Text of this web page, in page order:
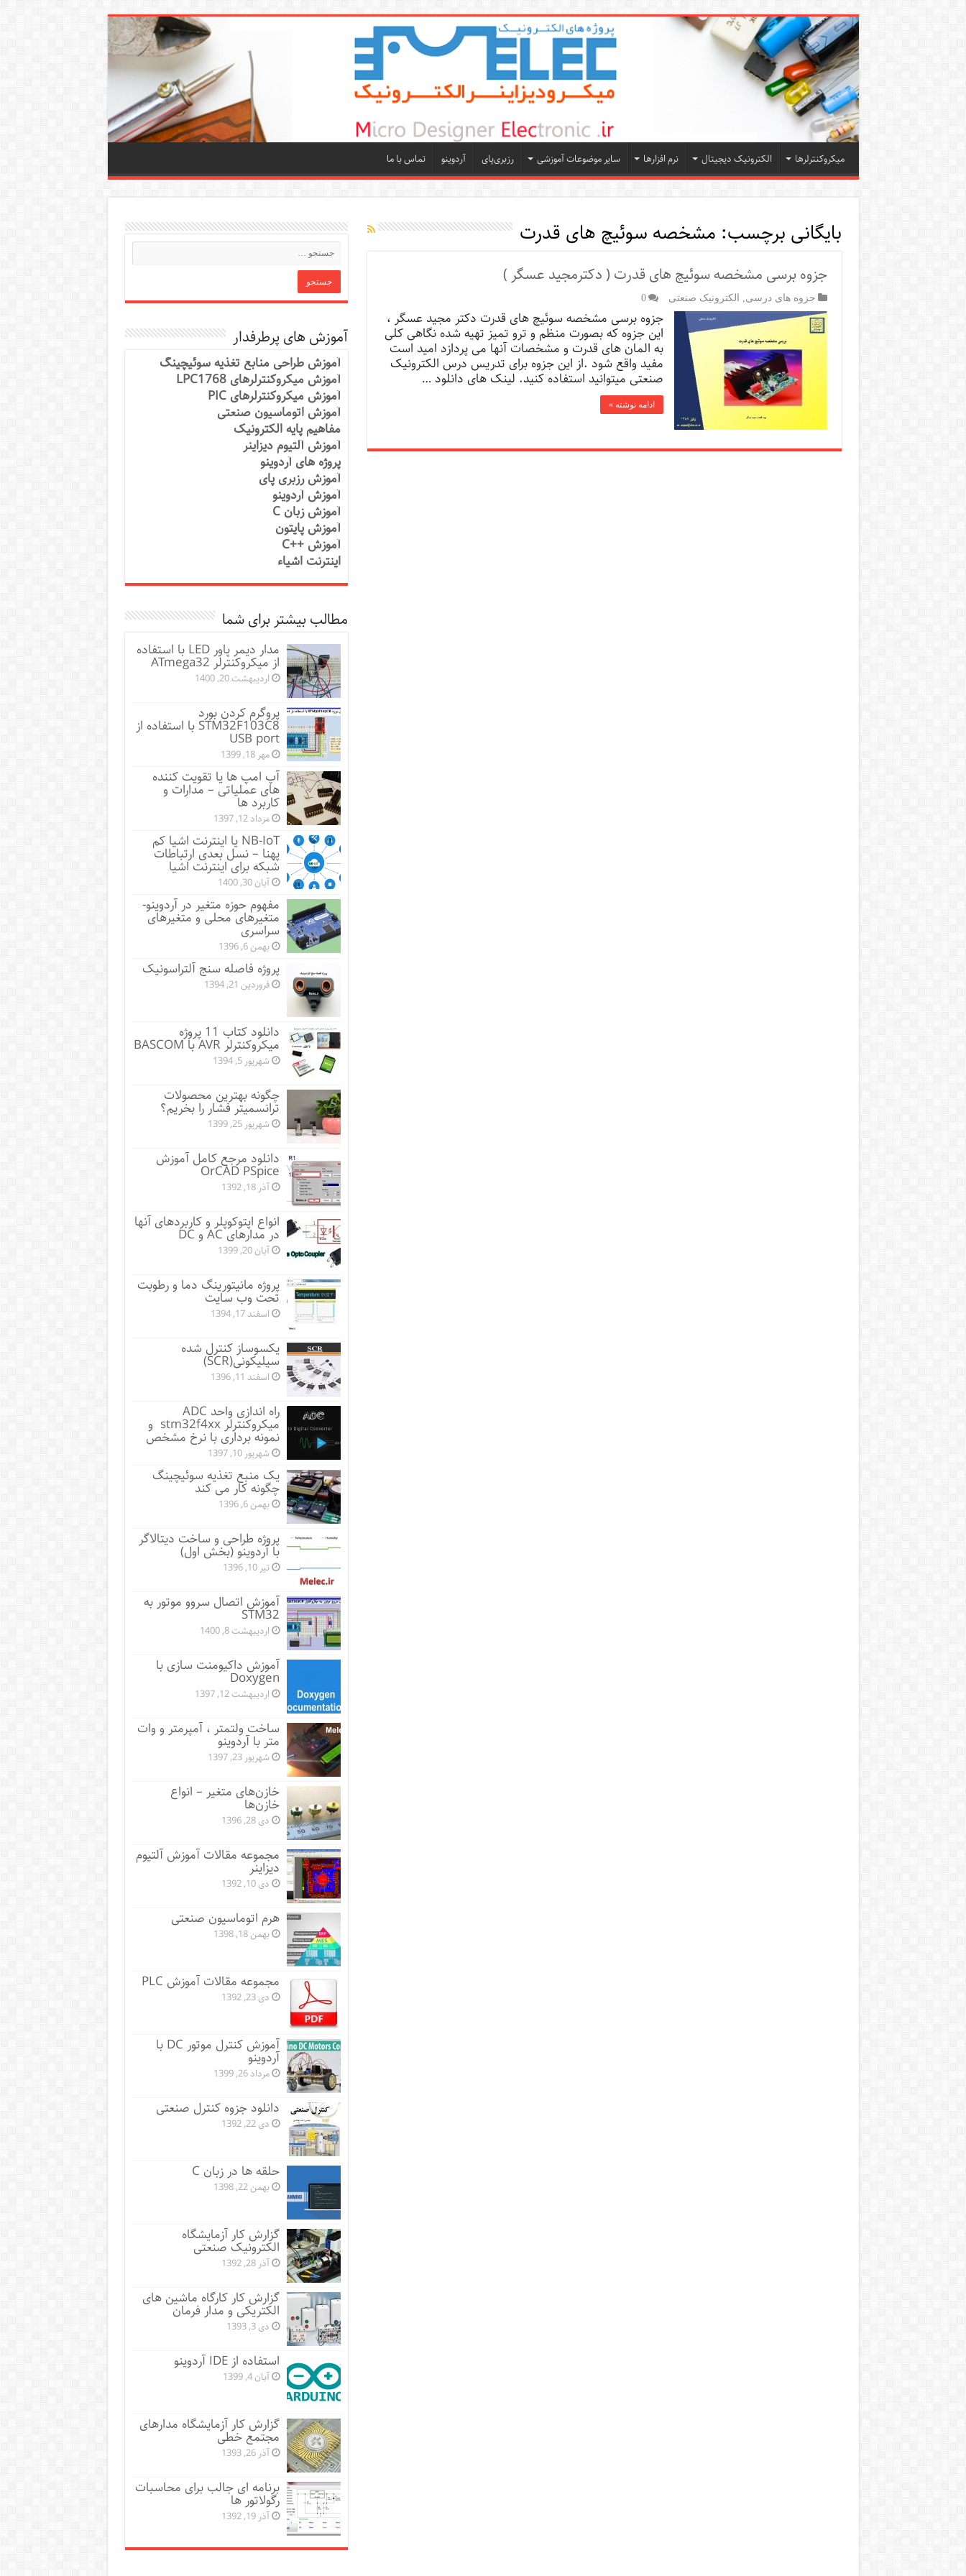
میکروکنترلرها الکترونیک دیجیتال نرم افزارها سایر موضوعات آموزشی رزبری‌پای آردوینو تماس با ما
بایگانی برچسب: مشخصه سوئیچ های قدرت
جزوه برسی مشخصه سوئیچ های قدرت ( دکترمجید عسگر )
جزوه های درسی الکترونیک صنعتی 0
جزوه برسی مشخصه سوئیچ های قدرت دکتر مجید عسگر ،
این جزوه که بصورت منظم و ترو تمیز تهیه شده نگاهی کلی
به المان های قدرت و مشخصات آنها می پردازد امید است
مفید واقع شود .از این جزوه برای تدریس درس الکترونیک
صنعتی میتوانید استفاده کنید. لینک های دانلود …
ادامه نوشته »
آموزش های پرطرفدار
آموزش طراحی منابع تغذیه سوئیچینگ
آموزش میکروکنترلرهای LPC1768
آموزش میکروکنترلرهای PIC
آموزش اتوماسیون صنعتی
مفاهیم پایه الکترونیک
آموزش آلتیوم دیزاینر
پروژه های آردوینو
آموزش رزبری پای
آموزش آردوینو
آموزش زبان C
آموزش پایتون
آموزش ++C
اینترنت اشیاء
مطالب بیشتر برای شما
مدار دیمر پاور LED با استفاده
از میکروکنترلر ATmega32
اردیبهشت 20, 1400
پروگرم کردن بورد
STM32F103C8 با استفاده از
USB port
مهر 18, 1399
آپ امپ ها یا تقویت کننده
های عملیاتی – مدارات و
کاربرد ها
مرداد 12, 1397
NB-IoT یا اینترنت اشیا کم
پهنا – نسل بعدی ارتباطات
شبکه برای اینترنت اشیا
آبان 30, 1400
مفهوم حوزه متغیر در آردوینو-
متغیرهای محلی و متغیرهای
سراسری
بهمن 6, 1396
پروژه فاصله سنج آلتراسونیک
فروردین 21, 1394
دانلود کتاب 11 پروژه
میکروکنترلر AVR با BASCOM
شهریور 5, 1394
چگونه بهترین محصولات
ترانسمیتر فشار را بخریم؟
شهریور 25, 1399
دانلود مرجع کامل آموزش
OrCAD PSpice
آذر 18, 1392
انواع اپتوکوپلر و کاربردهای آنها
در مدارهای AC و DC
آبان 20, 1399
پروژه مانيتورينگ دما و رطوبت
تحت وب سایت
اسفند 17, 1394
یکسوساز کنترل شده
سیلیکونی(SCR)
اسفند 11, 1396
راه اندازی واحد ADC
میکروکنترلر stm32f4xx و
نمونه برداری با نرخ مشخص
شهریور 10, 1397
یک منبع تغذیه سوئیچینگ
چگونه کار می کند
بهمن 6, 1396
پروژه طراحی و ساخت دیتالاگر
با آردوینو (بخش اول)
تیر 10, 1396
آموزش اتصال سروو موتور به
STM32
اردیبهشت 8, 1400
آموزش داکیومنت سازی با
Doxygen
اردیبهشت 12, 1397
ساخت ولتمتر ، آمپرمتر و وات
متر با آردوینو
شهریور 23, 1397
خازن‌های متغیر – انواع
خازن‌ها
دی 28, 1396
مجموعه مقالات آموزش آلتیوم
دیزاینر
دی 10, 1392
هرم اتوماسیون صنعتی
بهمن 18, 1398
مجموعه مقالات آموزش PLC
دی 23, 1392
آموزش کنترل موتور DC با
آردوینو
مرداد 26, 1399
دانلود جزوه کنترل صنعتی
دی 22, 1392
حلقه ها در زبان C
بهمن 22, 1398
گزارش کار آزمایشگاه
الکترونیک صنعتی
آذر 28, 1392
گزارش کار کارگاه ماشین های
الکتریکی و مدار فرمان
دی 3, 1393
استفاده از IDE آردوینو
آبان 4, 1399
گزارش کار آزمایشگاه مدارهای
مجتمع خطی
آذر 26, 1393
برنامه ای جالب برای محاسبات
رگولاتور ها
آذر 19, 1392